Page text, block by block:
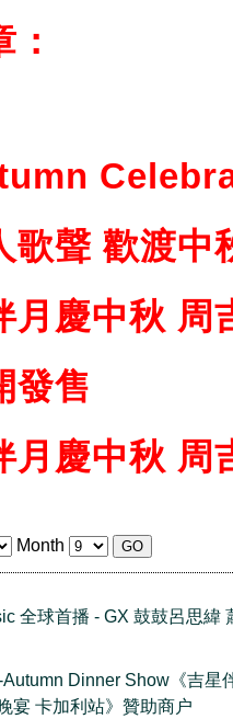
歌聲 歡渡中
月慶中秋
發售
月慶中秋
Month
全球首播 - GX 鼓鼓呂思緯
Autumn Dinner Show《吉星
宴 卡加利站》贊助商户